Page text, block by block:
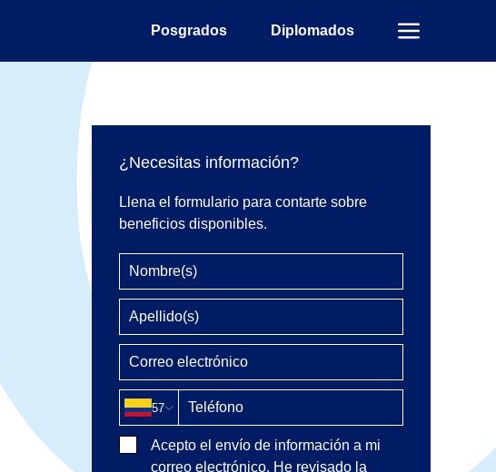
Posgrados Diplomados
¿Necesitas información?
Llena el formulario para contarte sobre
beneficios disponibles.
57
Acepto el envío de información a mi
correo electrónico. He revisado la